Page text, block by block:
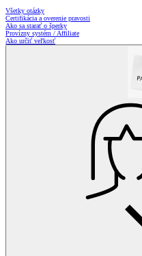
Všetky otázky
Certifikácia a overenie pravosti
Ako sa starať o šperky
Provízny systém / Affiliate
Ako určiť veľkosť